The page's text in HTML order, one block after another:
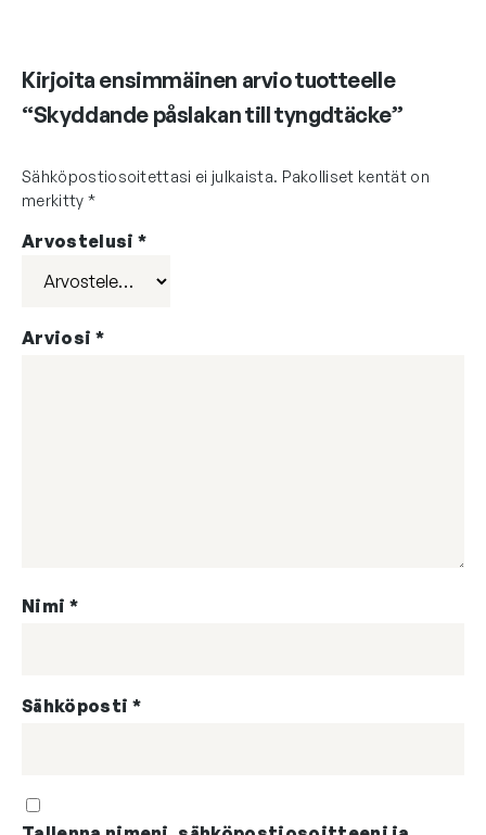
Kirjoita ensimmäinen arvio tuotteelle
“Skyddande påslakan till tyngdtäcke”
Sähköpostiosoitettasi ei julkaista. Pakolliset kentät on
merkitty *
Arvostelusi *
Arviosi *
Nimi *
Sähköposti *